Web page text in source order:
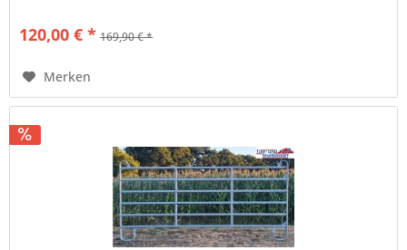
120,00 € * 169,90 € *
Merken